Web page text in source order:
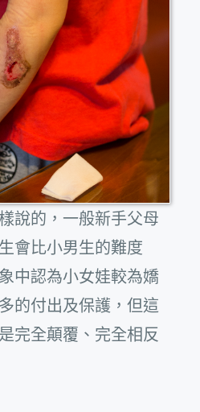
說的，一般新手父母
會比小男生的難度
中認為小女娃較為嬌
的付出及保護，但這
完全顛覆、完全相反